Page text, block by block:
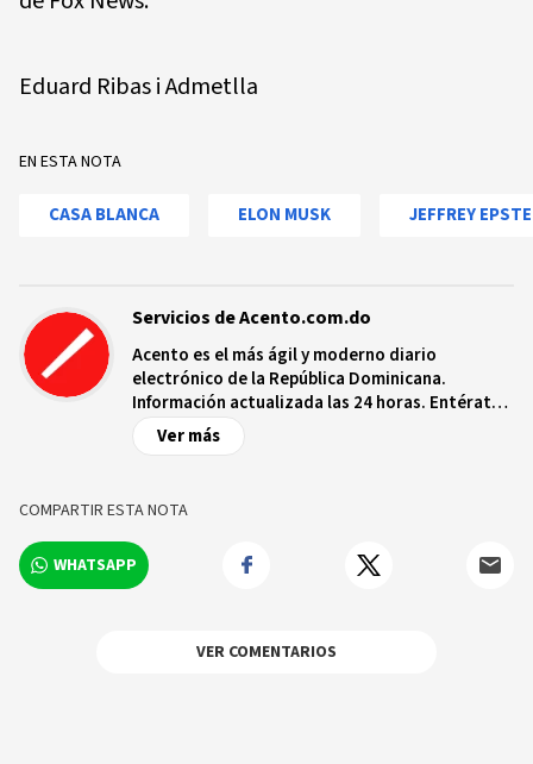
Eduard Ribas i Admetlla
EN ESTA NOTA
CASA BLANCA ELON MUSK JEFFREY
Servicios de Acento.com.do
Acento es el más ágil y moderno diario
electrónico de la República Dominicana.
Información actualizada las 24 horas. Entérate
de las noticias y sucesos más importantes a
nivel nacional e internacional, videos y fotos
Ver más
COMPARTIR ESTA NOTA
WHATSAPP
VER COMENTARIOS